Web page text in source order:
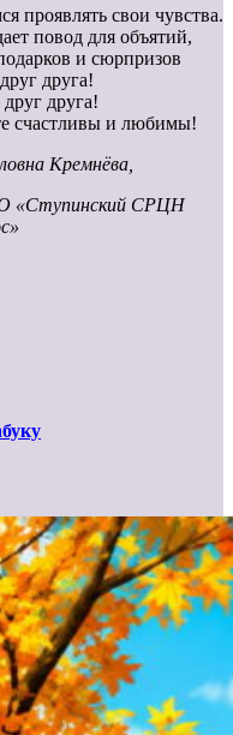
проявлять свои чувства.
повод для объятий,
и сюрпризов
друга!
друг друга!
счастливы и любимы!
Кремнёва,
«Ступинский СРЦН